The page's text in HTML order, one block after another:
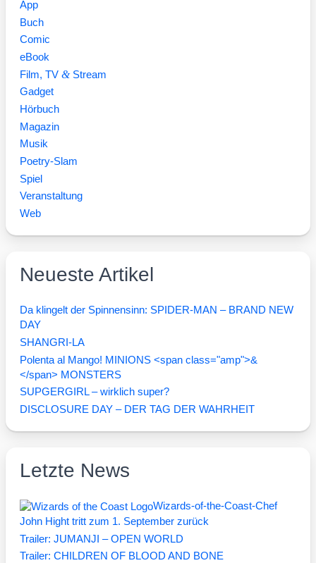
App
Buch
Comic
eBook
Film, TV&Stream
Gadget
Hörbuch
Magazin
Musik
Poetry-Slam
Spiel
Veranstaltung
Web
Neueste Artikel
Da klingelt der Spinnensinn: SPIDER-MAN – BRAND NEW
DAY
SHANGRI-LA
Polenta al Mango! MINIONS <span class="amp">&
</span> MONSTERS
SUPGERGIRL – wirklich super?
DISCLOSURE DAY – DER TAG DER WAHRHEIT
Letzte News
Wizards-of-the-Coast-Chef
John Hight tritt zum 1. September zurück
Trailer: JUMANJI – OPEN WORLD
Trailer: CHILDREN OF BLOOD AND BONE